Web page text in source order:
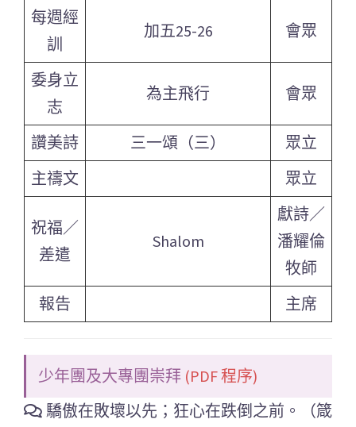
每週經
訓
加五25-26 會眾
委身立
志
為主飛行 會眾
讚美詩 三一頌（三）
眾立
主禱文
眾立
祝福／
差遣
Shalom
獻詩／
潘耀倫
牧師
報告
主席
少年團及大專團崇拜 (PDF 程序)
驕傲在敗壞以先；狂心在跌倒之前。（箴